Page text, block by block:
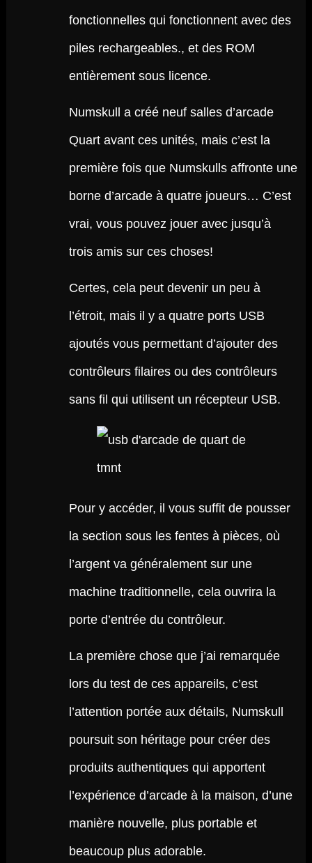
fonctionnelles qui fonctionnent avec des
piles rechargeables., et des ROM
entièrement sous licence.
Numskull a créé neuf salles d’arcade
Quart avant ces unités, mais c’est la
première fois que Numskulls affronte une
borne d’arcade à quatre joueurs… C’est
vrai, vous pouvez jouer avec jusqu’à
trois amis sur ces choses!
Certes, cela peut devenir un peu à
l’étroit, mais il y a quatre ports USB
ajoutés vous permettant d’ajouter des
contrôleurs filaires ou des contrôleurs
sans fil qui utilisent un récepteur USB.
Pour y accéder, il vous suffit de pousser
la section sous les fentes à pièces, où
l’argent va généralement sur une
machine traditionnelle, cela ouvrira la
porte d’entrée du contrôleur.
La première chose que j’ai remarquée
lors du test de ces appareils, c’est
l’attention portée aux détails, Numskull
poursuit son héritage pour créer des
produits authentiques qui apportent
l’expérience d’arcade à la maison, d’une
manière nouvelle, plus portable et
beaucoup plus adorable.